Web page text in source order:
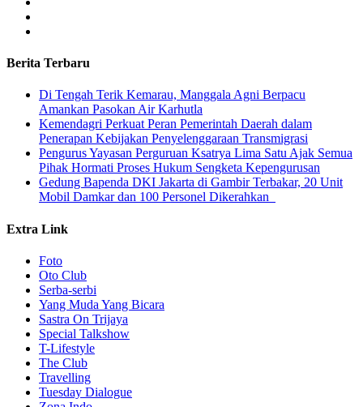
Berita Terbaru
​Di Tengah Terik Kemarau, Manggala Agni Berpacu
Amankan Pasokan Air Karhutla
Kemendagri Perkuat Peran Pemerintah Daerah dalam
Penerapan Kebijakan Penyelenggaraan Transmigrasi
Pengurus Yayasan Perguruan Ksatrya Lima Satu Ajak Semua
Pihak Hormati Proses Hukum Sengketa Kepengurusan
Gedung Bapenda DKI Jakarta di Gambir Terbakar, 20 Unit
Mobil Damkar dan 100 Personel Dikerahkan
Extra Link
Foto
Oto Club
Serba-serbi
Yang Muda Yang Bicara
Sastra On Trijaya
Special Talkshow
T-Lifestyle
The Club
Travelling
Tuesday Dialogue